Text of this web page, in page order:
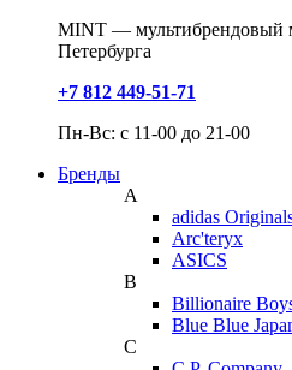
MINT — мультибрендовый
Петербурга
+7 812 449-51-71
Пн-Вс: с 11-00 до 21-00
Бренды
A
adidas
Arc'teryx
ASICS
B
Billionaire
Blue Blue
C